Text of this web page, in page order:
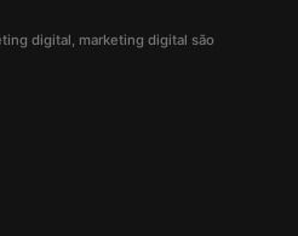
digital, marketing digital são